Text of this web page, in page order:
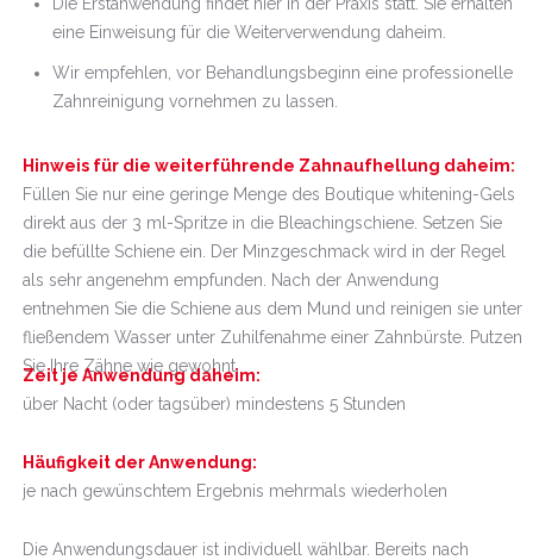
eine Einweisung für die Weiterverwendung daheim.
Wir empfehlen, vor Behandlungsbeginn eine professionelle
Zahnreinigung vornehmen zu lassen.
Hinweis für die weiterführende Zahnaufhellung daheim:
Füllen Sie nur eine geringe Menge des Boutique whitening-Gels
direkt aus der 3 ml-Spritze in die Bleachingschiene. Setzen Sie
die befüllte Schiene ein. Der Minzgeschmack wird in der Regel
als sehr angenehm empfunden. Nach der Anwendung
entnehmen Sie die Schiene aus dem Mund und reinigen sie unter
fließendem Wasser unter Zuhilfenahme einer Zahnbürste. Putzen
Sie Ihre Zähne wie gewohnt.
Zeit je Anwendung daheim:
über Nacht (oder tagsüber) mindestens 5 Stunden
Häufigkeit der Anwendung:
je nach gewünschtem Ergebnis mehrmals wiederholen
Die Anwendungsdauer ist individuell wählbar. Bereits nach